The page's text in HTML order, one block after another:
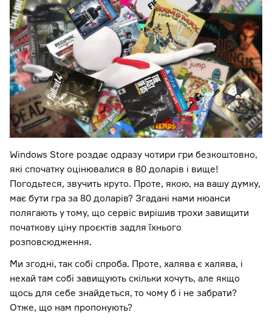
Windows Store роздає одразу чотири гри безкоштовно,
які спочатку оцінювалися в 80 доларів і вище!
Погодьтеся, звучить круто. Проте, якою, на вашу думку,
має бути гра за 80 доларів? Згадані нами нюанси
полягають у тому, що сервіс вирішив трохи завищити
початкову ціну проєктів задля їхнього
розповсюдження.
Ми згодні, так собі спроба. Проте, халява є халява, і
нехай там собі завищують скільки хочуть, але якщо
щось для себе знайдеться, то чому б і не забрати?
Отже, що нам пропонують?